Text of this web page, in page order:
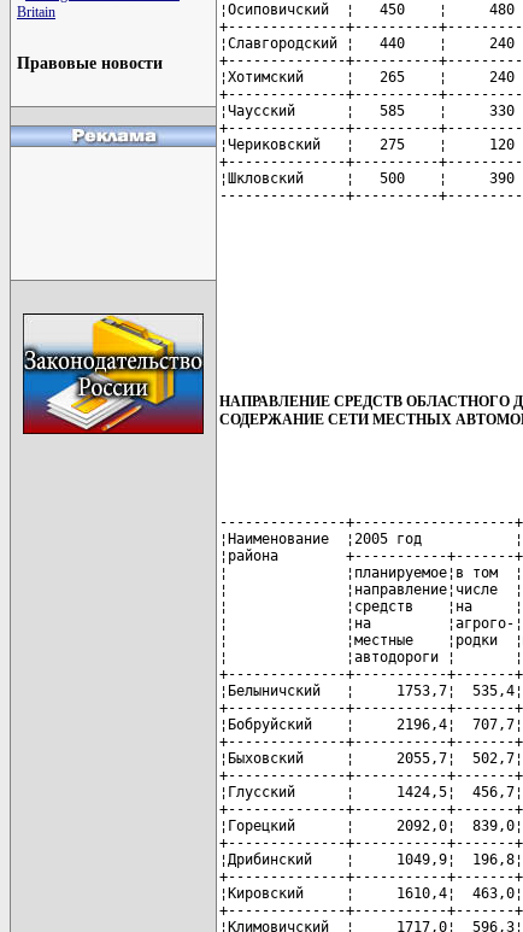
Britain
Правовые новости
¦Осиповичский  ¦   450    ¦
+--------------+----------
¦Славгородский ¦   440    ¦
+--------------+----------
¦Хотимский     ¦   265    ¦
+--------------+----------
¦Чаусский      ¦   585    ¦
+--------------+----------
¦Чериковский   ¦   275    ¦
+--------------+----------
¦Шкловский     ¦   500    ¦
---------------+----------
НАПРАВЛЕНИЕ СРЕДСТВ
СОДЕРЖАНИЕ СЕТИ МЕСТНЫХ
---------------+-------------------
¦Наименование  ¦2005 год
¦района        +-----------
¦              ¦планируемое¦в том
¦              ¦направление¦числе
¦              ¦средств    ¦на
¦              ¦на         ¦агрого-¦на
¦              ¦местные    ¦родки
¦              ¦автодороги ¦
+--------------+-----------+-------
¦Белыничский   ¦     1753,7¦
+--------------+-----------+-------
¦Бобруйский    ¦     2196,4¦
+--------------+-----------+-------
¦Быховский     ¦     2055,7¦
+--------------+-----------+-------
¦Глусский      ¦     1424,5¦
+--------------+-----------+-------
¦Горецкий      ¦     2092,0¦
+--------------+-----------+-------
¦Дрибинский    ¦     1049,9¦
+--------------+-----------+-------
¦Кировский     ¦     1610,4¦
+--------------+-----------+-------
¦Климовичский  ¦     1717,0¦